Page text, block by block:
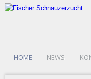
HOME NEWS